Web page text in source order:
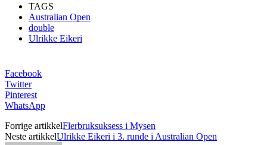
TAGS
Australian Open
double
Ulrikke Eikeri
Facebook
Twitter
Pinterest
WhatsApp
Forrige artikkelFlerbruksuksess i Mysen
Neste artikkelUlrikke Eikeri i 3. runde i Australian Open